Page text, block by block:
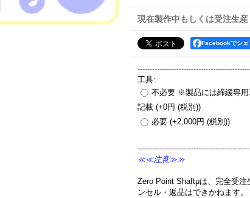
現在製作中もしくは受注生産
Facebookでシェ
工具:
不必要 ※製品には締緩専用
記載 (+0円 (税別))
必要 (+2,000円 (税別))
≪≪注意≫≫
Zero Point Shaftμは、完全受
ンセル・返品はできかねます。